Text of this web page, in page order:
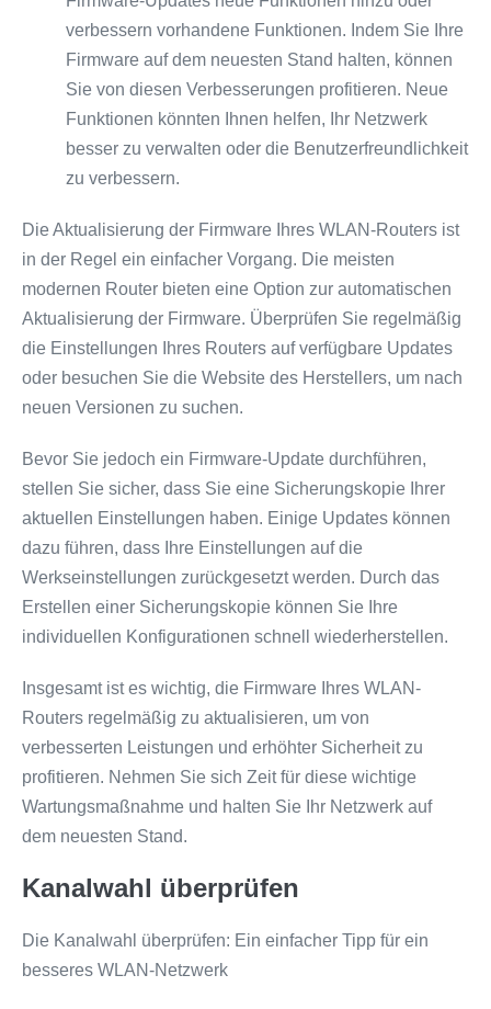
verbessern vorhandene Funktionen. Indem Sie Ihre
Firmware auf dem neuesten Stand halten, können
Sie von diesen Verbesserungen profitieren. Neue
Funktionen könnten Ihnen helfen, Ihr Netzwerk
besser zu verwalten oder die Benutzerfreundlichkeit
zu verbessern.
Die Aktualisierung der Firmware Ihres WLAN-Routers ist
in der Regel ein einfacher Vorgang. Die meisten
modernen Router bieten eine Option zur automatischen
Aktualisierung der Firmware. Überprüfen Sie regelmäßig
die Einstellungen Ihres Routers auf verfügbare Updates
oder besuchen Sie die Website des Herstellers, um nach
neuen Versionen zu suchen.
Bevor Sie jedoch ein Firmware-Update durchführen,
stellen Sie sicher, dass Sie eine Sicherungskopie Ihrer
aktuellen Einstellungen haben. Einige Updates können
dazu führen, dass Ihre Einstellungen auf die
Werkseinstellungen zurückgesetzt werden. Durch das
Erstellen einer Sicherungskopie können Sie Ihre
individuellen Konfigurationen schnell wiederherstellen.
Insgesamt ist es wichtig, die Firmware Ihres WLAN-
Routers regelmäßig zu aktualisieren, um von
verbesserten Leistungen und erhöhter Sicherheit zu
profitieren. Nehmen Sie sich Zeit für diese wichtige
Wartungsmaßnahme und halten Sie Ihr Netzwerk auf
dem neuesten Stand.
Kanalwahl überprüfen
Die Kanalwahl überprüfen: Ein einfacher Tipp für ein
besseres WLAN-Netzwerk